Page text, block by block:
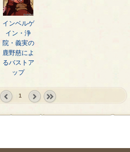
インベルゲ
イン・浄
院・義実の
鹿野慈によ
るバストア
ップ
1